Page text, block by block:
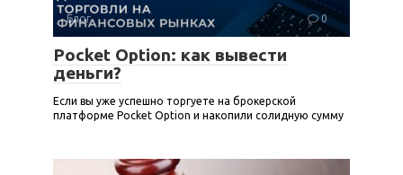
Блог 0
Pocket Option: как вывести
деньги?
Если вы уже успешно торгуете на брокерской
платформе Pocket Option и накопили солидную сумму